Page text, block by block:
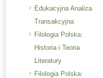
Edukacyjna Analiza
Transakcyjna
Filologia Polska:
Historia i Teoria
Literatury
Filologia Polska: